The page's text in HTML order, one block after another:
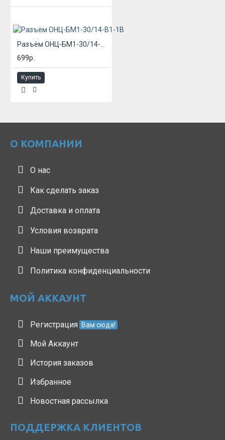
699р.
Купить
О КОМПАНИИ
О нас
Как сделать заказ
Доставка и оплата
Условия возврата
Наши преимущества
Политика конфиденциальности
МОЙ АККАУНТ
Регистрация Вам сюда!
Мой Аккаунт
История заказов
Избранное
Новостная рассылка
ПОДДЕРЖКА КЛИЕНТОВ